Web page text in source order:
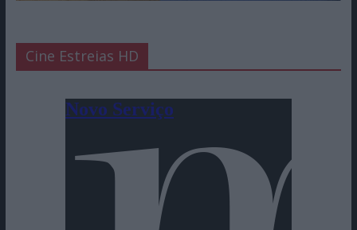
Cine Estreias HD